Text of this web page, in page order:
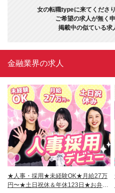
女の転職typeに来てくださ
ご希望の求人が無く
掲載中の似ている求
金融業界の求人
★人事・採用★未経験OK★月給27万
円〜★土日祝休＆年休123日★お弁当